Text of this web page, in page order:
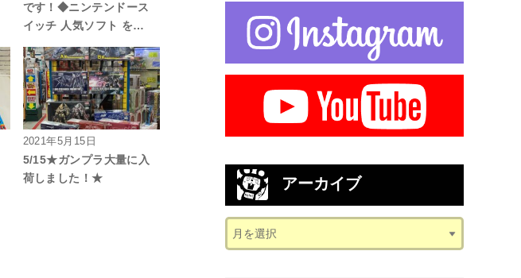
です！◆ニンテンドース
イッチ 人気ソフト を…
2021年5月15日
5/15★ガンプラ大量に入
荷しました！★
アーカイブ